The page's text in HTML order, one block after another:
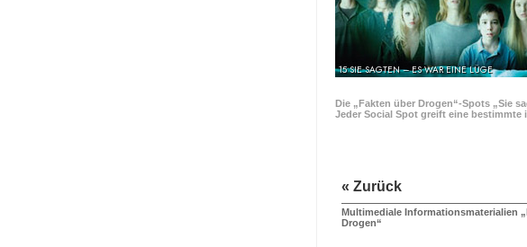
15 SIE SAGTEN – ES WAR EINE LÜGE
Die „Fakten über Drogen“-Spots „Sie
Jeder Social Spot greift eine
« Zurück
Multimediale Informationsmaterialien
Drogen“